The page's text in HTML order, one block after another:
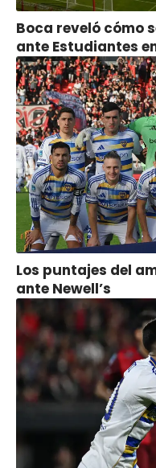
Boca reveló cómo
ante Estudiantes
Los puntajes del
ante Newell’s